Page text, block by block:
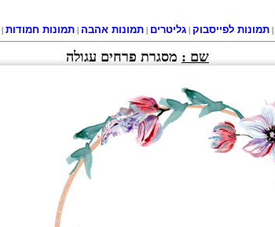
| תמונות לפייסבוק | גליטרים | תמונות אהבה | תמונות חמודות |
שם : מסגרת פרחים עגולה